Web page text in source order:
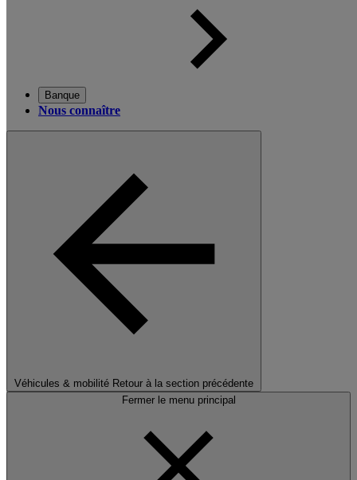
Banque
Nous connaître
Véhicules & mobilité Retour à la section précédente
Fermer le menu principal